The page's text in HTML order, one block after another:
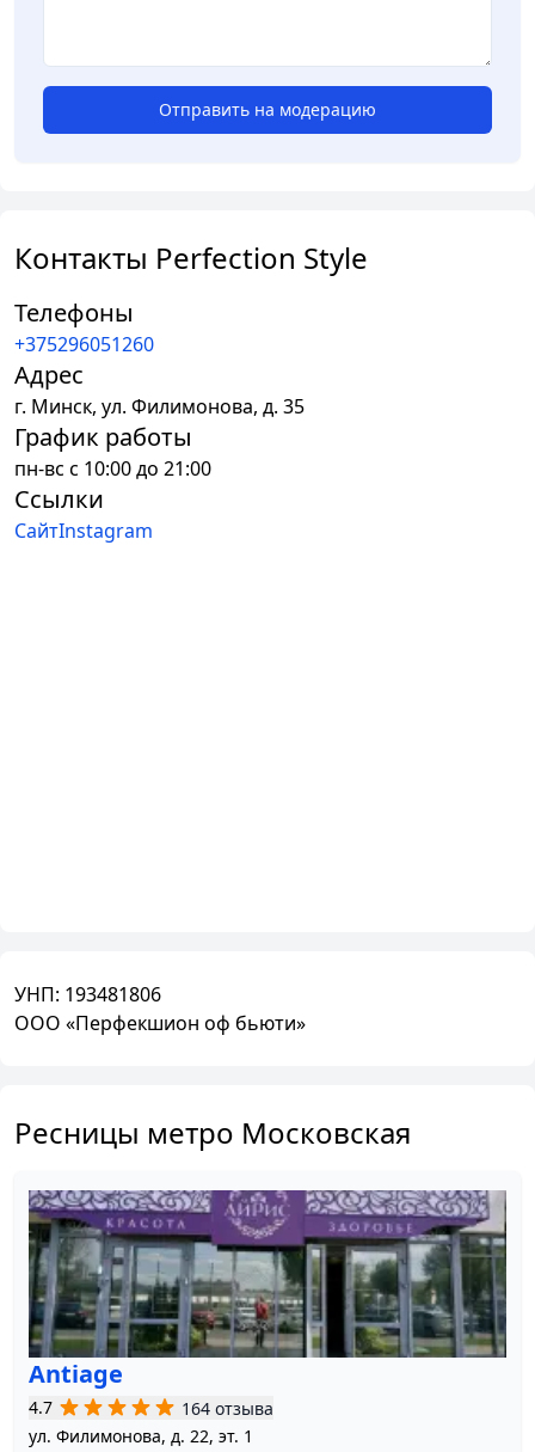
Отправить на модерацию
Контакты Perfection Style
Телефоны
+375296051260
Адрес
г. Минск, ул. Филимонова, д. 35
График работы
пн-вс с 10:00 до 21:00
Ссылки
СайтInstagram
УНП: 193481806
ООО «Перфекшион оф бьюти»
Ресницы метро Московская
Antiage
4.7
164 отзыва
ул. Филимонова, д. 22, эт. 1